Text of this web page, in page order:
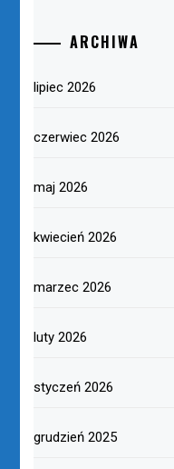
ARCHIWA
lipiec 2026
czerwiec 2026
maj 2026
kwiecień 2026
marzec 2026
luty 2026
styczeń 2026
grudzień 2025